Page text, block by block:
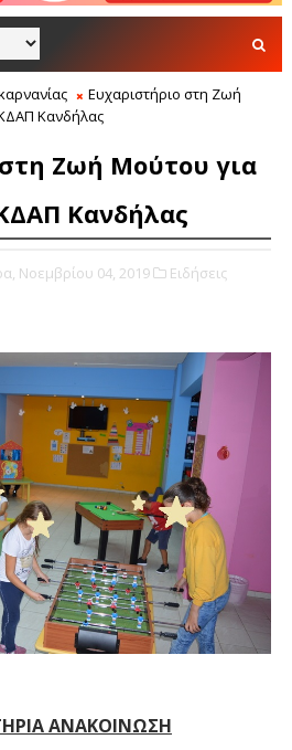
Ευχαριστήριο στη Ζωή
Κανδήλας
Ζωή Μούτου για
Κανδήλας
Νοεμβρίου 04, 2019
Ειδήσεις
ΑΝΑΚΟΙΝΩΣΗ